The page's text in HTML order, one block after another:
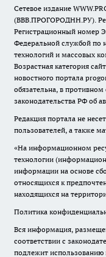
Сетевое издание
(ВВВ.ПРОГОРОДНН.РУ).
Регистрационный номер
Федеральной службой по
технологий и массовых
Возрастная категория
новостного портала
обязательна, в противном
законодательства РФ об
Редакция портала не
пользователей, а также
«На информационном
технологии
информации на основе
относящихся к
находящихся на
Политика
Вся информация,
соответствии с
подлежит